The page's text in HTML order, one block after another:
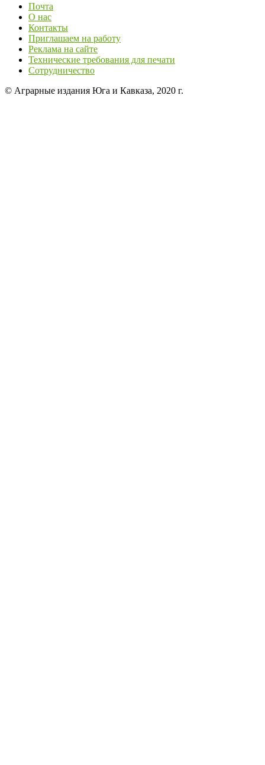
Почта
О нас
Контакты
Приглашаем на работу
Реклама на сайте
Технические требования для печати
Сотрудничество
© Аграрные издания Юга и Кавказа, 2020 г.